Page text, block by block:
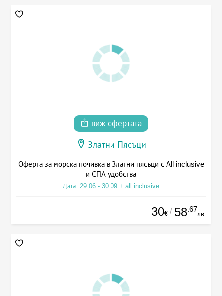
виж офертата
Златни Пясъци
Оферта за морска почивка в Златни пясъци с All inclusive
и СПА удобства
Дата: 29.06 - 30.09 + all inclusive
30€ / 58.67
лв.